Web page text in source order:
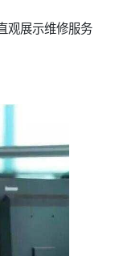
观展示维修服务